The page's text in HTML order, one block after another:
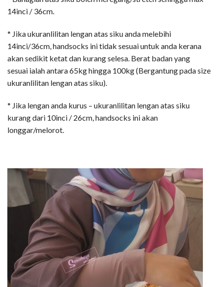
14inci / 36cm.
* Jika ukuranlilitan lengan atas siku anda melebihi
14inci/36cm, handsocks ini tidak sesuai untuk anda kerana
akan sedikit ketat dan kurang selesa. Berat badan yang
sesuai ialah antara 65kg hingga 100kg (Bergantung pada size
ukuranlilitan lengan atas siku).
* Jika lengan anda kurus – ukuranlilitan lengan atas siku
kurang dari 10inci / 26cm, handsocks ini akan
longgar/melorot.